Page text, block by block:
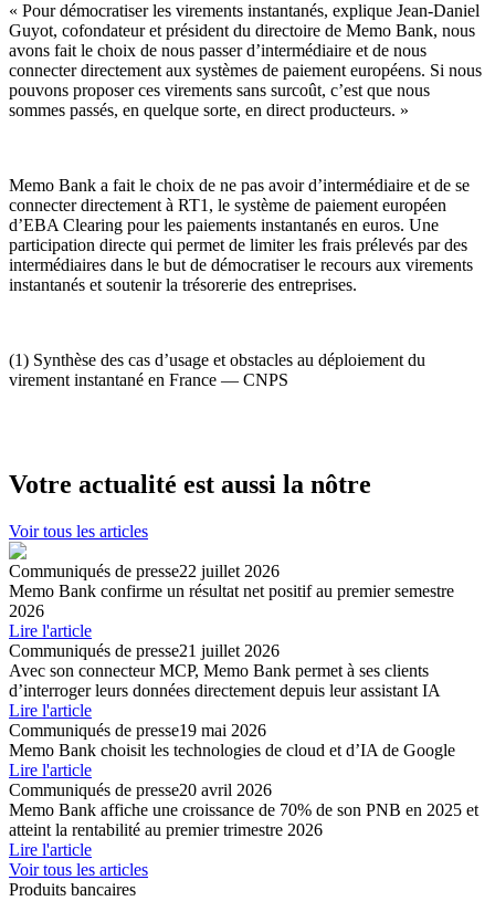
« Pour démocratiser les virements instantanés, explique Jean-Daniel
Guyot, cofondateur et président du directoire de Memo Bank, nous
avons fait le choix de nous passer d’intermédiaire et de nous
connecter directement aux systèmes de paiement européens. Si nous
pouvons proposer ces virements sans surcoût, c’est que nous
sommes passés, en quelque sorte, en direct producteurs. »
Memo Bank a fait le choix de ne pas avoir d’intermédiaire et de se
connecter directement à RT1, le système de paiement européen
d’EBA Clearing pour les paiements instantanés en euros. Une
participation directe qui permet de limiter les frais prélevés par des
intermédiaires dans le but de démocratiser le recours aux virements
instantanés et soutenir la trésorerie des entreprises.
(1) Synthèse des cas d’usage et obstacles au déploiement du
virement instantané en France — CNPS
Votre actualité est aussi la nôtre
Voir tous les articles
Communiqués de presse22 juillet 2026
Memo Bank confirme un résultat net positif au premier semestre
2026
Lire l'article
Communiqués de presse21 juillet 2026
Avec son connecteur MCP, Memo Bank permet à ses clients
dʼinterroger leurs données directement depuis leur assistant IA
Lire l'article
Communiqués de presse19 mai 2026
Memo Bank choisit les technologies de cloud et d’IA de Google
Lire l'article
Communiqués de presse20 avril 2026
Memo Bank affiche une croissance de 70% de son PNB en 2025 et
atteint la rentabilité au premier trimestre 2026
Lire l'article
Voir tous les articles
Produits bancaires